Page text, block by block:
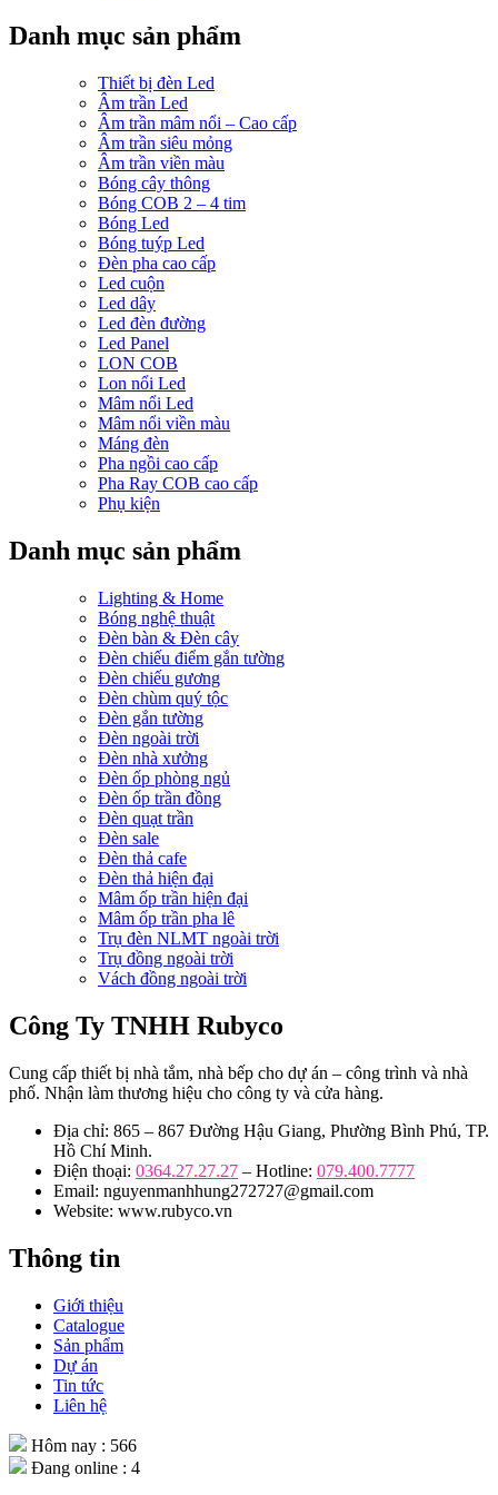
Danh mục sản phẩm
Thiết bị đèn Led
Âm trần Led
Âm trần mâm nổi – Cao cấp
Âm trần siêu mỏng
Âm trần viền màu
Bóng cây thông
Bóng COB 2 – 4 tim
Bóng Led
Bóng tuýp Led
Đèn pha cao cấp
Led cuộn
Led dây
Led đèn đường
Led Panel
LON COB
Lon nổi Led
Mâm nổi Led
Mâm nổi viền màu
Máng đèn
Pha ngồi cao cấp
Pha Ray COB cao cấp
Phụ kiện
Danh mục sản phẩm
Lighting & Home
Bóng nghệ thuật
Đèn bàn & Đèn cây
Đèn chiếu điểm gắn tường
Đèn chiếu gương
Đèn chùm quý tộc
Đèn gắn tường
Đèn ngoài trời
Đèn nhà xưởng
Đèn ốp phòng ngủ
Đèn ốp trần đồng
Đèn quạt trần
Đèn sale
Đèn thả cafe
Đèn thả hiện đại
Mâm ốp trần hiện đại
Mâm ốp trần pha lê
Trụ đèn NLMT ngoài trời
Trụ đồng ngoài trời
Vách đồng ngoài trời
Công Ty TNHH Rubyco
Cung cấp thiết bị nhà tắm, nhà bếp cho dự án – công trình và nhà
phố. Nhận làm thương hiệu cho công ty và cửa hàng.
Địa chỉ: 865 – 867 Đường Hậu Giang, Phường Bình Phú, TP.
Hồ Chí Minh.
Điện thoại: 0364.27.27.27 – Hotline: 079.400.7777
Email: nguyenmanhhung272727@gmail.com
Website: www.rubyco.vn
Thông tin
Giới thiệu
Catalogue
Sản phẩm
Dự án
Tin tức
Liên hệ
Hôm nay : 566
Đang online : 4